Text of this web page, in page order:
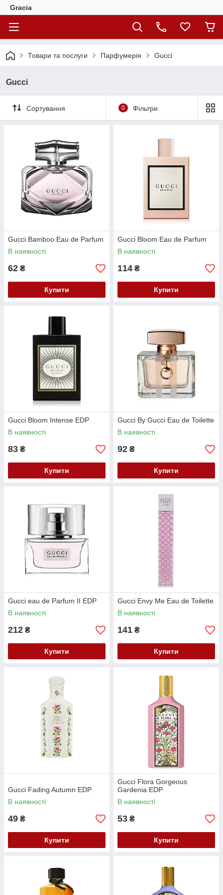
Gracia
Товари та послуги Парфумерія Gucci
Gucci
Сортування 0 Фільтри
Gucci Bamboo Eau de Parfum
В наявності
62 ₴
Купити
Gucci Bloom Eau de Parfum
В наявності
114 ₴
Купити
Gucci Bloom Intense EDP
В наявності
83 ₴
Купити
Gucci By Gucci Eau de Toilette
В наявності
92 ₴
Купити
Gucci eau de Parfum II EDP
В наявності
212 ₴
Купити
Gucci Envy Me Eau de Toilette
В наявності
141 ₴
Купити
Gucci Fading Autumn EDP
В наявності
49 ₴
Купити
Gucci Flora Gorgeous
Gardenia EDP
В наявності
53 ₴
Купити